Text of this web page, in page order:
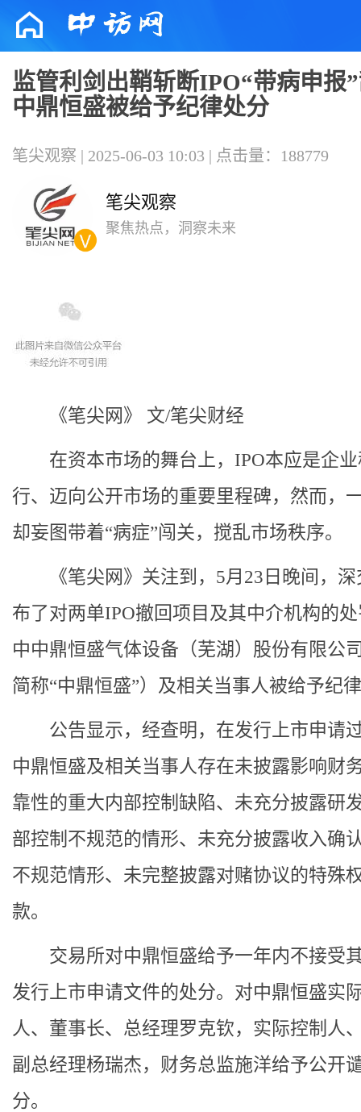
监管利剑出鞘斩断IPO“带病申报
中鼎恒盛被给予纪律处分
笔尖观察 | 2025-06-03 10:03 | 点击量：188779
笔尖观察
聚焦热点，洞察未来
《笔尖网》 文/笔尖财经
在资本市场的舞台上，IPO本应是企业
行、迈向公开市场的重要里程碑，然而，
却妄图带着“病症”闯关，搅乱市场秩序。
《笔尖网》关注到，5月23日晚间，深
布了对两单IPO撤回项目及其中介机构的
中中鼎恒盛气体设备（芜湖）股份有限公
简称“中鼎恒盛”）及相关当事人被给予纪
公告显示，经查明，在发行上市申请
中鼎恒盛及相关当事人存在未披露影响财
靠性的重大内部控制缺陷、未充分披露研
部控制不规范的情形、未充分披露收入确
不规范情形、未完整披露对赌协议的特殊
款。
交易所对中鼎恒盛给予一年内不接受
发行上市申请文件的处分。对中鼎恒盛实
人、董事长、总经理罗克钦，实际控制人
副总经理杨瑞杰，财务总监施洋给予公开
分。